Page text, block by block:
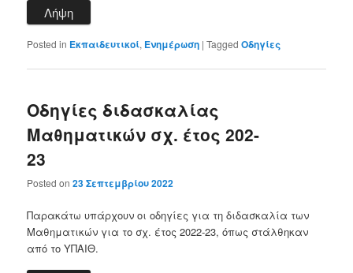
Λήψη
Posted in Εκπαιδευτικοί, Ενημέρωση |Tagged Οδηγίες
Οδηγίες διδασκαλίας
Μαθηματικών σχ. έτος 202-
23
Posted on23 Σεπτεμβρίου 2022
Παρακάτω υπάρχουν οι οδηγίες για τη διδασκαλία των
Μαθηματικών για το σχ. έτος 2022-23, όπως στάλθηκαν
από το ΥΠΑΙΘ.